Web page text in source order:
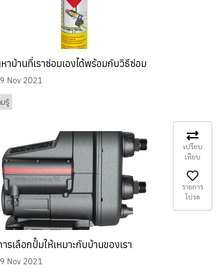
บ้านที่เราซ่อมเองได้พร้อมกับวิธีซ่อม
Nov 2021
รู้
รเลือกปั๊มให้เหมาะกับบ้านของเรา
Nov 2021
เปรียบ
เทียบ
รายการ
โปรด